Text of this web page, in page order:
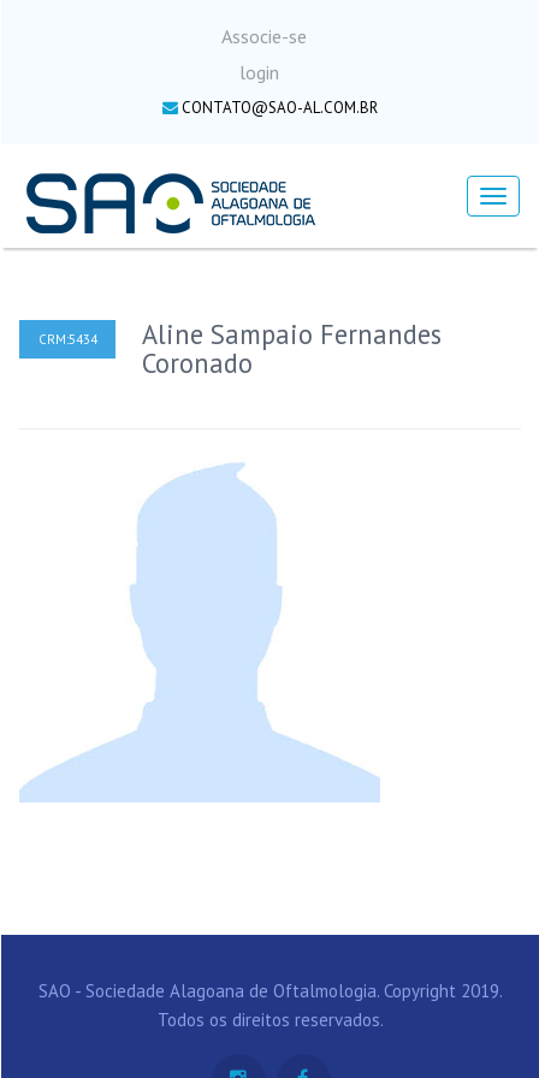
Associe-se
login
CONTATO@SAO-AL.COM.BR
Menu
CRM:5434
Aline Sampaio Fernandes
Coronado
SAO - Sociedade Alagoana de Oftalmologia. Copyright 2019.
Todos os direitos reservados.